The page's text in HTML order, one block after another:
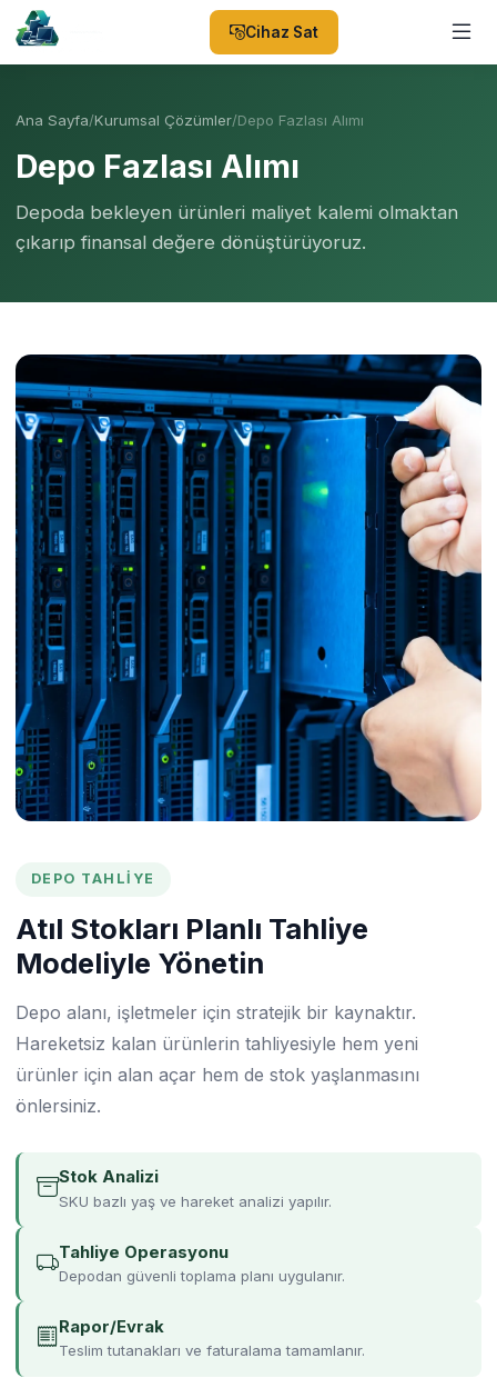
Cihaz Sat
Ana Sayfa/Kurumsal Çözümler/Depo Fazlası Alımı
Depo Fazlası Alımı
Depoda bekleyen ürünleri maliyet kalemi olmaktan
çıkarıp finansal değere dönüştürüyoruz.
DEPO TAHLIYE
Atıl Stokları Planlı Tahliye
Modeliyle Yönetin
Depo alanı, işletmeler için stratejik bir kaynaktır.
Hareketsiz kalan ürünlerin tahliyesiyle hem yeni
ürünler için alan açar hem de stok yaşlanmasını
önlersiniz.
Stok Analizi
SKU bazlı yaş ve hareket analizi yapılır.
Tahliye Operasyonu
Depodan güvenli toplama planı uygulanır.
Rapor/Evrak
Teslim tutanakları ve faturalama tamamlanır.